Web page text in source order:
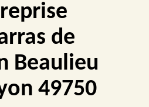
de
Beaulieu
49750